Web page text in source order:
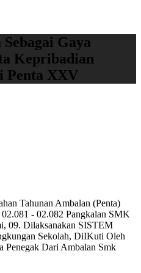
Gaya
Kepribadian
Penta XXV
Tahunan Ambalan (Penta)
- 02.082 Pangkalan SMK
09. Dilaksanakan SISTEM
Sekolah, DiIKuti Oleh
Penegak Dari Ambalan Smk